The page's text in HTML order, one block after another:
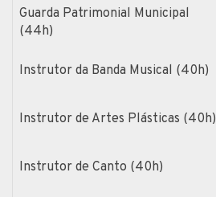
Guarda Patrimonial Municipal
(44h)
Instrutor da Banda Musical (40h)
Instrutor de Artes Plásticas (40h)
Instrutor de Canto (40h)